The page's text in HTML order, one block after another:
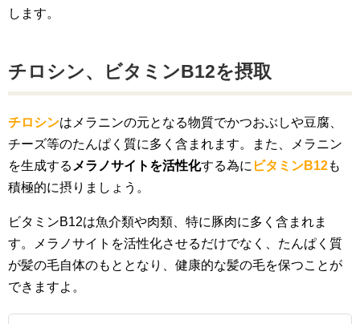
します。
チロシン、ビタミンB12を摂取
チロシンはメラニンの元となる物質でかつおぶしや豆腐、
チーズ等のたんぱく質に多く含まれます。また、メラニン
を生成する メラノサイトを活性化する為に ビタミンB12も
積極的に摂りましょう。
ビタミンB12は魚介類や肉類、特に豚肉に多く含まれま
す。メラノサイトを活性化させるだけでなく、たんぱく質
が髪の毛自体のもととなり、健康的な髪の毛を保つことが
できますよ。